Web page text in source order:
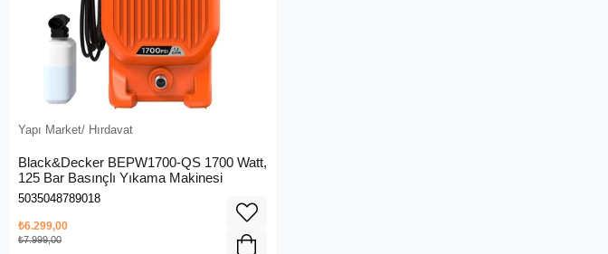
Yapı Market/ Hırdavat
Black&Decker BEPW1700-QS 1700 Watt,
125 Bar Basınçlı Yıkama Makinesi
5035048789018
₺6.299,00
₺7.999,00